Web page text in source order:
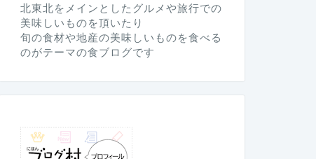
北東北をメインとしたグルメや旅行での
美味しいものを頂いたり
旬の食材や地産の美味しいものを食べる
のがテーマの食ブログです